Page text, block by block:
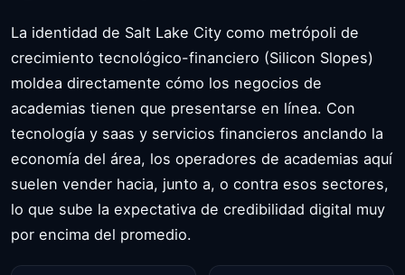
La identidad de Salt Lake City como metrópoli de
crecimiento tecnológico-financiero (Silicon Slopes)
moldea directamente cómo los negocios de
academias tienen que presentarse en línea. Con
tecnología y saas y servicios financieros anclando la
economía del área, los operadores de academias aquí
suelen vender hacia, junto a, o contra esos sectores,
lo que sube la expectativa de credibilidad digital muy
por encima del promedio.